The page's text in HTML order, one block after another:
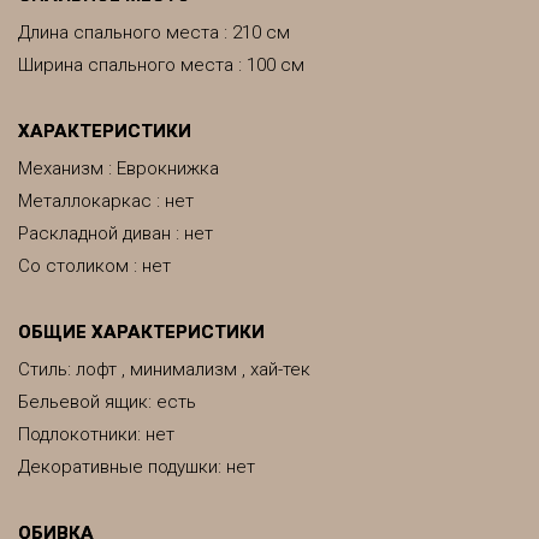
Длина спального места : 210 см
Ширина спального места : 100 см
ХАРАКТЕРИСТИКИ
Механизм : Еврокнижка
Металлокаркас : нет
Раскладной диван : нет
Со столиком : нет
ОБЩИЕ ХАРАКТЕРИСТИКИ
Стиль: лофт , минимализм , хай-тек
Бельевой ящик: есть
Подлокотники: нет
Декоративные подушки: нет
ОБИВКА